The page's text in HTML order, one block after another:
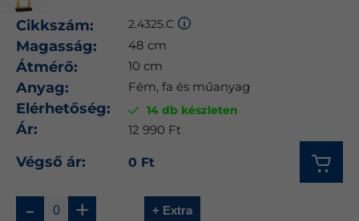
Cikkszám: 2.4325.C
Magasság: 48 cm
Átmérő: 10 cm
Anyag: Fém, fa és műanyag
Elérhetőség: 14 db készleten
Ár: 12 990 Ft
+ Extra
+
-
Végső ár: 0 Ft